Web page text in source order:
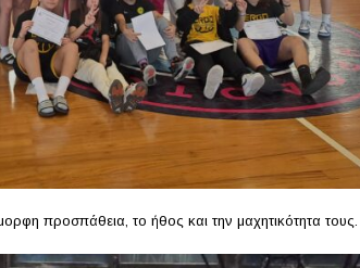
προσπάθεια, το ήθος και την μαχητικότητα τους.